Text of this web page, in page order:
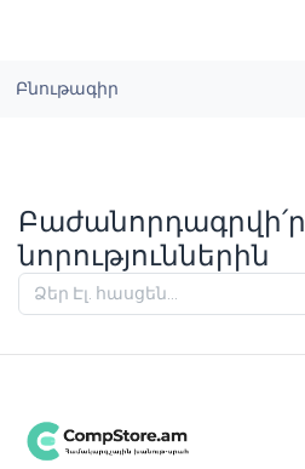
Բնութագիր
նորություններին